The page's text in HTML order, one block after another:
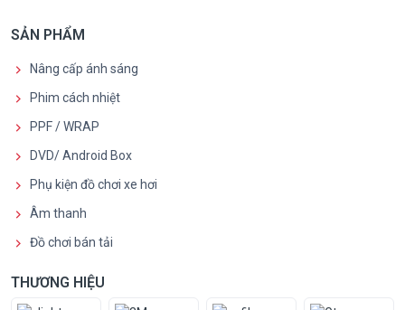
SẢN PHẨM
Nâng cấp ánh sáng
Phim cách nhiệt
PPF / WRAP
DVD/ Android Box
Phụ kiện đồ chơi xe hơi
Âm thanh
Đồ chơi bán tải
THƯƠNG HIỆU